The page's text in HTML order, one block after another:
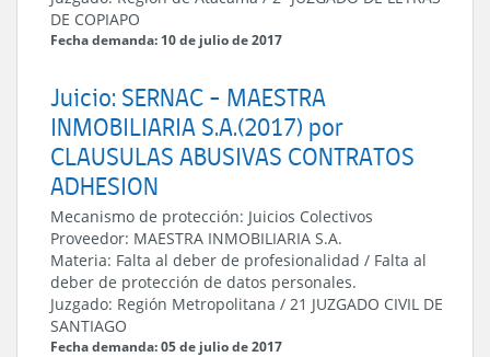
DE COPIAPO
Fecha demanda: 10 de julio de 2017
Juicio: SERNAC - MAESTRA
INMOBILIARIA S.A.(2017) por
CLAUSULAS ABUSIVAS CONTRATOS
ADHESION
Mecanismo de protección: Juicios Colectivos
Proveedor: MAESTRA INMOBILIARIA S.A.
Materia: Falta al deber de profesionalidad / Falta al
deber de protección de datos personales.
Juzgado: Región Metropolitana / 21 JUZGADO CIVIL DE
SANTIAGO
Fecha demanda: 05 de julio de 2017